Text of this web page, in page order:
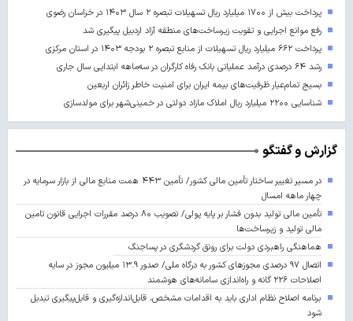
پرداخت بیش از ۱۷۰۰ میلیارد ریال تسهیلات تبصره ۲ سال ۱۴۰۳ در خراسان رضوی
رفع موانع اجرایی و تقویت زیرساخت‌های منطقه آزاد اردبیل پیگیری شد
پرداخت ۶۶۲ میلیارد ریال تسهیلات از منابع تبصره ۲ بودجه ۱۴۰۳ در استان مرکزی
رشد ۶۴ درصدی درآمد عملیاتی بانک رفاه کارگران در سه‌ماهه ابتدایی سال جاری
بسیج تمام‌عیار ظرفیت‌های بیمه ایران برای امنیت خاطر زائران اربعین
شناسایی ۲۲۰۰ میلیارد ریال املاک مازاد دولتی در خمینی‌شهر برای مولدسازی
گزارش و گفتگو
در مسیر تغییر ساختار تأمین مالی کشور/ تأمین ۴۴۳ همت منابع مالی از بازار سرمایه در
چهار ماهه امسال
تأمین مالی تولید بدون فشار بر پایه پولی/ تصویب ۸۰ درصد مقررات اجرایی قانون تامین
مالی تولید و زیرساخت‌ها
هماهنگی راهبردی دولت برای رونق گردشگری در پساجنگ
اتصال ۹۷ درصدی مجوزهای کشور به درگاه ملی/ صدور ۱۳.۹ میلیون مجوز در سایه
اصلاحات ۲۲۶ گانه و راه‌اندازی سامانه‌های هوشمند
برنامه اصلاح نظام اداری باید به اقدامات مشخص، قابل‌اندازه‌گیری و قابل‌پیگیری تبدیل
شود